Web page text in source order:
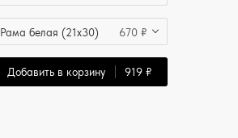
Рама белая (21x30) 670 ₽
Добавить в корзину 919 ₽